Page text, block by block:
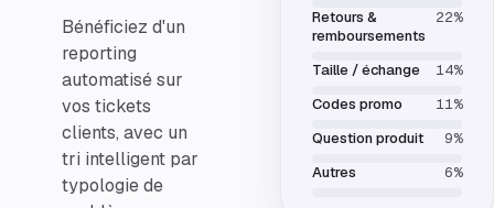
Bénéficiez d'un
reporting
automatisé sur
vos tickets
clients, avec un
tri intelligent par
typologie de
Retours &
remboursements
22%
Taille / échange 14%
Codes promo
11%
Question produit
9%
Autres
6%